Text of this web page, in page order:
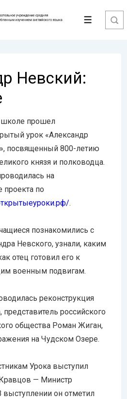
Меню
Невский:
школе прошел
урок «Александр
посвященный 800-летию
князя и полководца.
на
проекта по
.
познакомились с
Невского, узнали, каким
отец готовил его к
военным подвигам.
реконструкция
российского
общества Роман Жиган,
на Чудском Озере.
Урока выступил
— Министр
он отметил